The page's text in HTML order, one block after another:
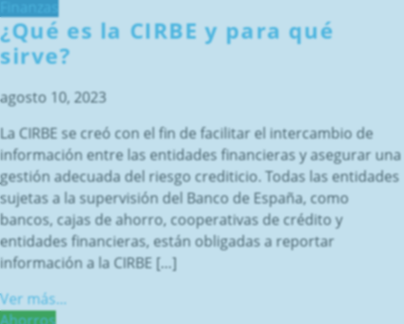
¿Qué es la CIRBE y para qué
sirve?
agosto 10, 2023
La CIRBE se creó con el fin de facilitar el intercambio de
información entre las entidades financieras y asegurar una
gestión adecuada del riesgo crediticio. Todas las entidades
sujetas a la supervisión del Banco de España, como
bancos, cajas de ahorro, cooperativas de crédito y
entidades financieras, están obligadas a reportar
información a la CIRBE […]
Ver más...